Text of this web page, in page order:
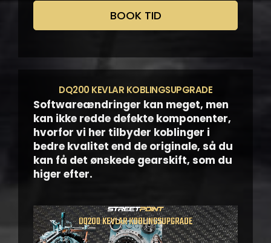
BOOK TID
DQ200 KEVLAR KOBLINGSUPGRADE
Softwareændringer kan meget, men
kan ikke redde defekte komponenter,
hvorfor vi her tilbyder koblinger i
bedre kvalitet end de originale, så du
kan få det ønskede gearskift, som du
higer efter.